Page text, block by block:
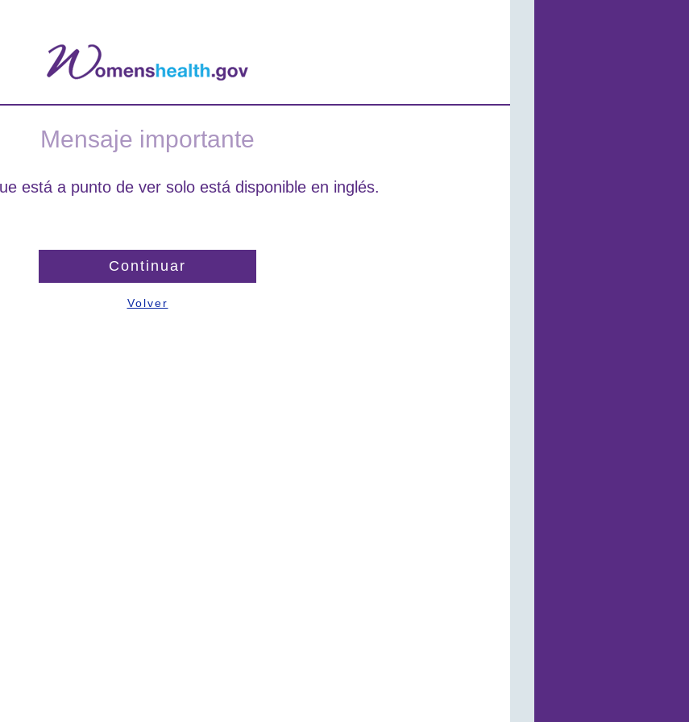
Mensaje importante
está a punto de ver solo está disponible en inglés.
Continuar
Volver